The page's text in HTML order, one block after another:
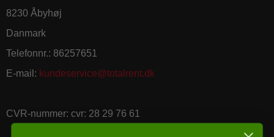
8230 Åbyhøj
Danmark
Telefonnr.: 86257651
E-mail : kundeservice@totalrent.dk
CVR-nummer: cvr: 28 29 76 61